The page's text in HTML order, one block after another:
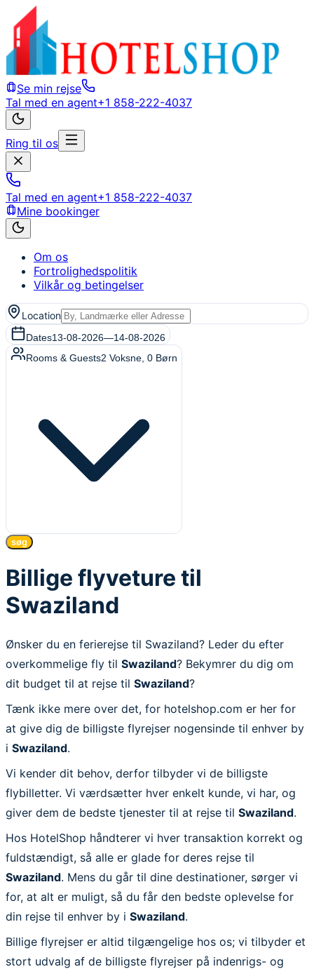
Se min rejse
Tal med en agent+1 858-222-4037
Ring til os
Tal med en agent+1 858-222-4037
Mine bookinger
Om os
Fortrolighedspolitik
Vilkår og betingelser
Location
Dates13-08-2026—14-08-2026
Rooms & Guests2 Voksne 0 Børn
søg
Billige flyveture til
Swaziland
Ønsker du en ferierejse til Swaziland? Leder du efter
overkommelige fly til Swaziland? Bekymrer du dig om
dit budget til at rejse til Swaziland?
Tænk ikke mere over det, for hotelshop.com er her for
at give dig de billigste flyrejser nogensinde til enhver by
i Swaziland.
Vi kender dit behov, derfor tilbyder vi de billigste
flybilletter. Vi værdsætter hver enkelt kunde, vi har, og
giver dem de bedste tjenester til at rejse til Swaziland.
Hos HotelShop håndterer vi hver transaktion korrekt og
fuldstændigt, så alle er glade for deres rejse til
Swaziland. Mens du går til dine destinationer, sørger vi
for, at alt er muligt, så du får den bedste oplevelse for
din rejse til enhver by i Swaziland.
Billige flyrejser er altid tilgængelige hos os; vi tilbyder et
stort udvalg af de billigste flyrejser på indenrigs- og